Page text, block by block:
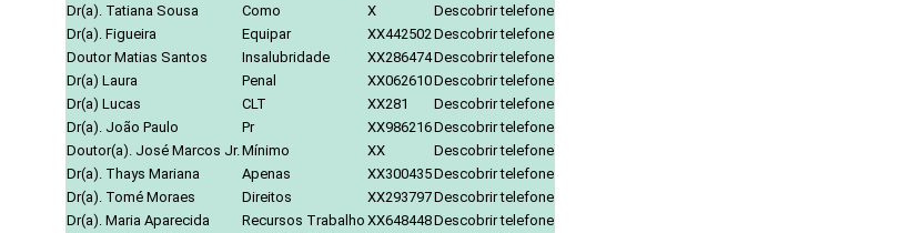
Dr(a). Tatiana Sousa
Como X
Descobrir telefone
Dr(a). Figueira
Equipar XX442502 Descobrir telefone
Doutor Matias Santos
Insalubridade XX286474Descobrir telefone
Dr(a) Laura
Penal XX062610Descobrir telefone
Dr(a) Lucas
CLT XX281
Descobrir telefone
Dr(a). João Paulo
Pr XX986216Descobrir telefone
Doutor(a). José Marcos Jr. Mínimo XX
Descobrir telefone
Dr(a). Thays Mariana
Apenas XX300435Descobrir telefone
Dr(a). Tomé Moraes
Direitos XX293797Descobrir telefone
Dr(a). Maria Aparecida
Recursos Trabalho XX648448Descobrir telefone